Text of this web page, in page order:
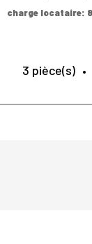
charge locataire:
3 pièce(s)